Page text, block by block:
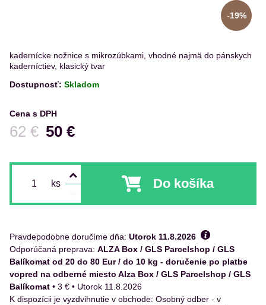
kadernícke nožnice s mikrozúbkami, vhodné najmä do pánskych
kaderníctiev, klasický tvar
19%
Dostupnosť: Skladom
Cena s DPH
50 €
Pred zľavou:
62 €
ks Do košíka
Pravdepodobne doručíme dňa: Utorok 11.8.2026
ALZA Box / GLS Parcelshop / GLS
Balíkomat od 20 do 80 Eur / do 10 kg - doručenie po platbe
vopred na odberné miesto Alza Box / GLS Parcelshop / GLS
Balíkomat • 3 € • Utorok 11.8.2026
Osobný odber - v